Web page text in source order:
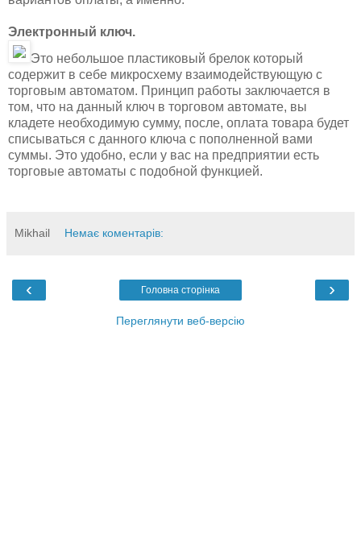
Электронный ключ.
Это небольшое пластиковый брелок который
содержит в себе микросхему взаимодействующую с
торговым автоматом. Принцип работы заключается в
том, что на данный ключ в торговом автомате, вы
кладете необходимую сумму, после, оплата товара будет
списываться с данного ключа с пополненной вами
суммы. Это удобно, если у вас на предприятии есть
торговые автоматы с подобной функцией.
Mikhail Немає коментарів:
‹ ›
Головна сторінка
Переглянути веб-версію